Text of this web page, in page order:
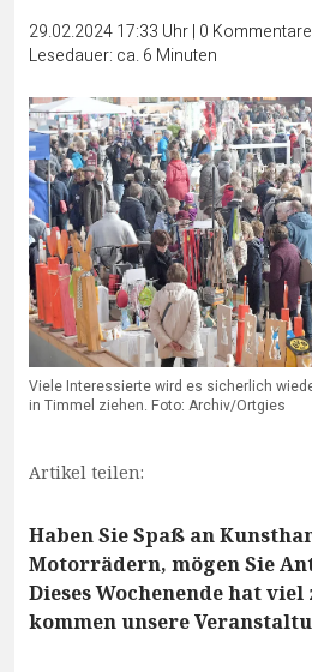
29.02.2024 17:33 Uhr| 0 Kommentare
Lesedauer: ca. 6 Minuten
Viele Interessierte wird es sicherlich
in Timmel ziehen. Foto: Archiv/Ortgies
Artikel teilen:
Haben Sie Spaß an
Motorrädern, mögen Sie
Dieses Wochenende hat
kommen unsere